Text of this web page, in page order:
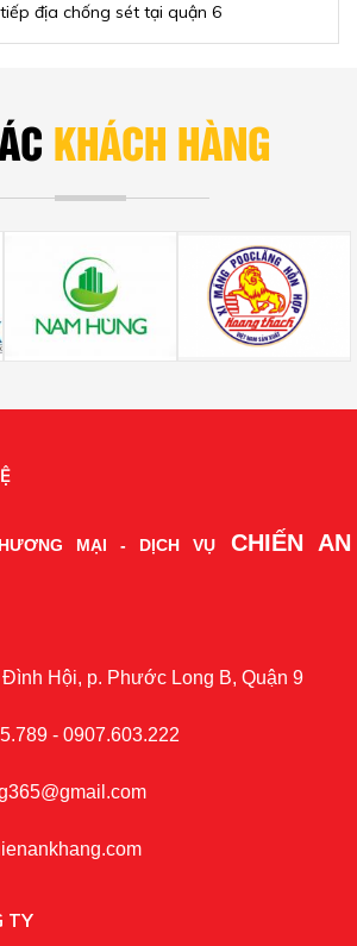
địa chống sét tại quận 6
KHÁCH HÀNG
MẠI - DỊCH VỤ CHIẾN AN
Hội, p. Phước Long B, Quận 9
- 0907.603.222
TY